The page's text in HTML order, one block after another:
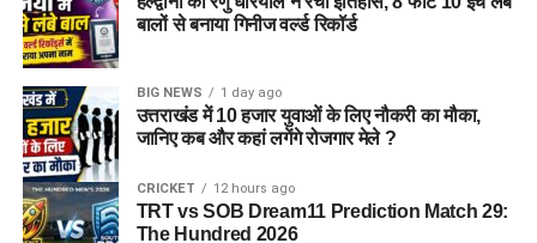
आयु सीमा (Age Limit)
अलग-अलग पदों की जिम्मेदारियों और श्रेणियों को ध्यान में रखते हुए बोर्ड ने
न्यूनतम और अधिकतम आयु सीमा तय की है, जिसका विवरण इस प्रकार है:
पद का नाम निर्धारित आयु सीमा
जूनियर साइंटिफिक असिस्टेंट
(अधिकतर पद)
18 से 27 वर्ष
बालों से बनाया गिनीज वर्ल्ड रिकॉर्ड
BIG NEWS 1 day ago
उत्तराखंड में 10 हजार युवाओं के लिए नौकरी का मौका,
जानिए कब और कहां लगेंगे रोजगार मेले ?
CRICKET 12 hours ago
TRT vs SOB Dream11 Prediction Match 29:
The Hundred 2026